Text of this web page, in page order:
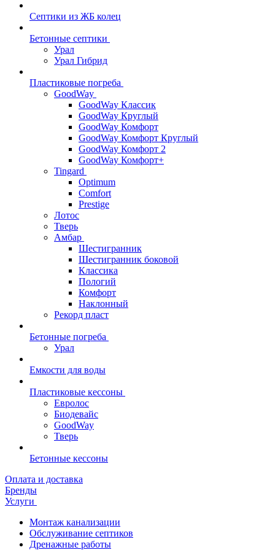
Септики из ЖБ колец
Бетонные септики
Урал
Урал Гибрид
Пластиковые погреба
GoodWay
GoodWay Классик
GoodWay Круглый
GoodWay Комфорт
GoodWay Комфорт Круглый
GoodWay Комфорт 2
GoodWay Комфорт+
Tingard
Optimum
Comfort
Prestige
Лотос
Тверь
Амбар
Шестигранник
Шестигранник боковой
Классика
Пологий
Комфорт
Наклонный
Рекорд пласт
Бетонные погреба
Урал
Емкости для воды
Пластиковые кессоны
Евролос
Биодевайс
GoodWay
Тверь
Бетонные кессоны
Оплата и доставка
Бренды
Услуги
Монтаж канализации
Обслуживание септиков
Дренажные работы